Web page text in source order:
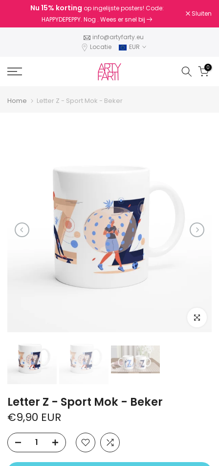
Doorgaan
Nu 15% korting op ingelijste posters! Code:
HAPPYDEPEPPY. Nog . Wees er snel bij
Sluiten
info@artyfarty.eu
Locatie
EUR
0
Home Letter Z - Sport Mok - Beker
Klik om
Letter Z - Sport Mok - Beker
€9,90 EUR